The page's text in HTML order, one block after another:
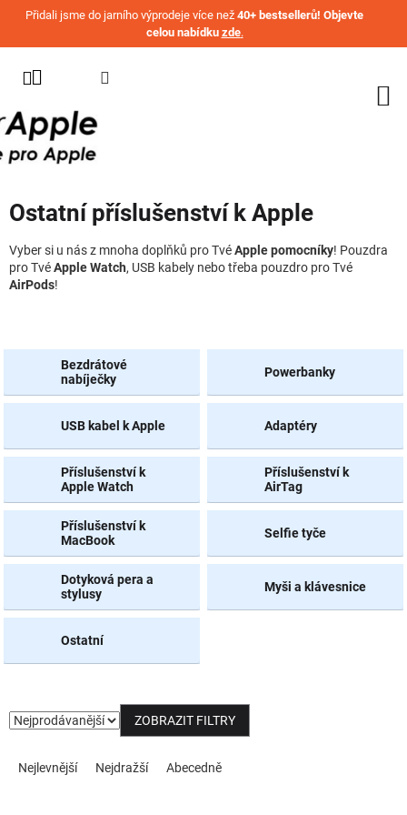
Přejít na obsah
Přidali jsme do jarního výprodeje více než 40+ bestsellerů! Objevte
celou nabídku zde.
IPHONE
MACBOOK
AIRPODS
AIRTAG
AKČNÍ
ZBOŽÍ
Ostatní příslušenství k Apple
Vyber si u nás z mnoha doplňků pro TvéApple pomocníky! Pouzdra
pro TvéApple Watch, USB kabely nebo třeba pouzdro pro Tvé
AirPods!
Bezdrátové
nabíječky
Powerbanky
USB kabel k Apple Adaptéry
Příslušenství k
Apple Watch
Příslušenství k
AirTag
Příslušenství k
MacBook
Selfie tyče
Dotyková pera a
stylusy
Myši a klávesnice
Ostatní
ZOBRAZIT FILTRY
Nejlevnější Nejdražší Abecedně